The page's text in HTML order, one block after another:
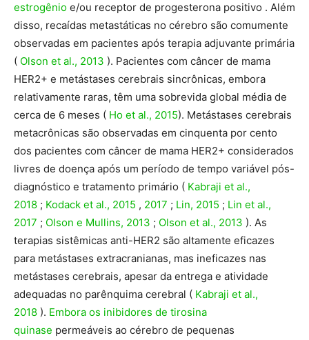
estrogênio e/ou receptor de progesterona positivo . Além
disso, recaídas metastáticas no cérebro são comumente
observadas em pacientes após terapia adjuvante primária
( Olson et al., 2013 ). Pacientes com câncer de mama
HER2+ e metástases cerebrais sincrônicas, embora
relativamente raras, têm uma sobrevida global média de
cerca de 6 meses ( Ho et al., 2015). Metástases cerebrais
metacrônicas são observadas em cinquenta por cento
dos pacientes com câncer de mama HER2+ considerados
livres de doença após um período de tempo variável pós-
diagnóstico e tratamento primário ( Kabraji et al.,
2018 ; Kodack et al., 2015 , 2017 ; Lin, 2015 ; Lin et al.,
2017 ; Olson e Mullins, 2013 ; Olson et al., 2013 ). As
terapias sistêmicas anti-HER2 são altamente eficazes
para metástases extracranianas, mas ineficazes nas
metástases cerebrais, apesar da entrega e atividade
adequadas no parênquima cerebral ( Kabraji et al.,
2018 ). Embora os inibidores de tirosina
quinase permeáveis ​​ao cérebro de pequenas